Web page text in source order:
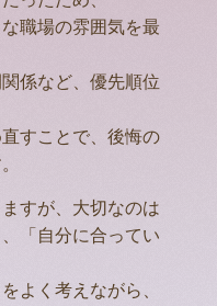
職場の雰囲気を最
係など、優先順位
すことで、後悔の
すが、大切なのは
「自分に合ってい
よく考えながら、